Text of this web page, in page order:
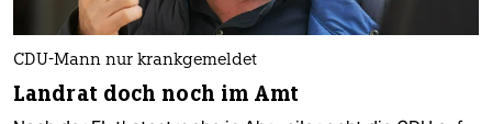
CDU-Mann nur krankgemeldet
Landrat doch noch im Amt